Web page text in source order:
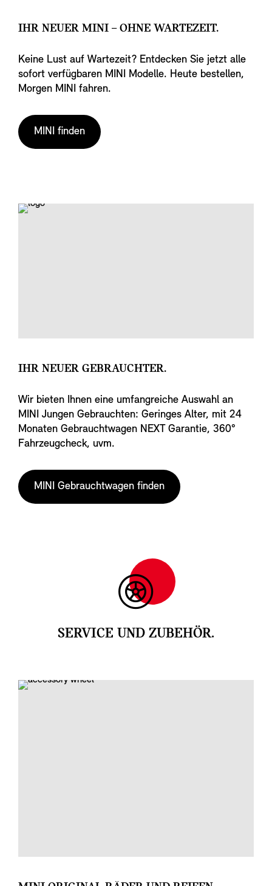
IHR NEUER MINI – OHNE WARTEZEIT.
Keine Lust auf Wartezeit? Entdecken Sie jetzt alle
sofort verfügbaren MINI Modelle. Heute bestellen,
Morgen MINI fahren.
MINI finden
IHR NEUER GEBRAUCHTER.
Wir bieten Ihnen eine umfangreiche Auswahl an
MINI Jungen Gebrauchten: Geringes Alter, mit 24
Monaten Gebrauchtwagen NEXT Garantie, 360°
Fahrzeugcheck, uvm.
MINI Gebrauchtwagen finden
SERVICE UND ZUBEHÖR.